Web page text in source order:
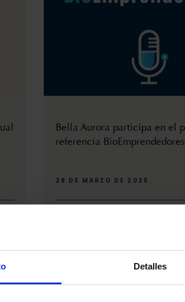
Detalles
Bella Aurora participa en el
referencia BioEmprendedores
28 DE MARZO DE 2025